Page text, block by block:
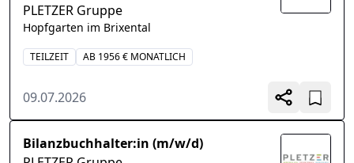
PLETZER Gruppe
Hopfgarten im Brixental
TEILZEIT AB 1956 € MONATLICH
09.07.2026
Bilanzbuchhalter:in (m/w/d)